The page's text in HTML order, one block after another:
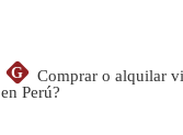
G
Comprar o alquilar
en Perú?